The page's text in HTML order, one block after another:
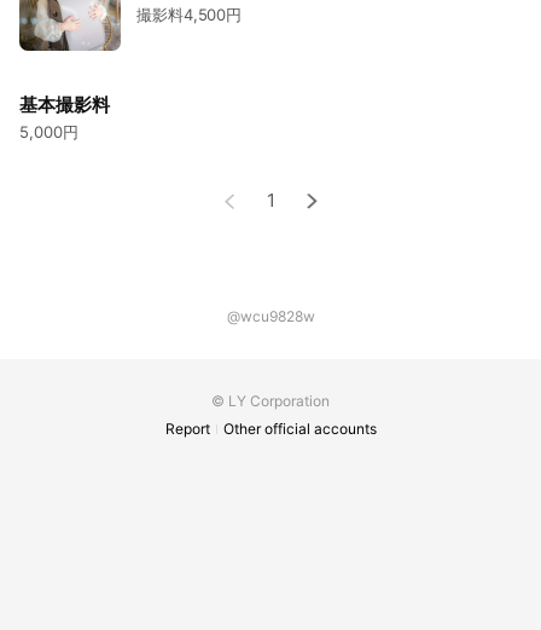
撮影料4,500円
基本撮影料
5,000円
1
@wcu9828w
© LY Corporation
Report
Other official accounts